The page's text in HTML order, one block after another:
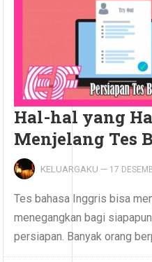
Hal-hal yang
Menjelang Tes
KELUARGAKU — 17
Tes bahasa Inggris bisa
menegangkan bagi
persiapan. Banyak orang